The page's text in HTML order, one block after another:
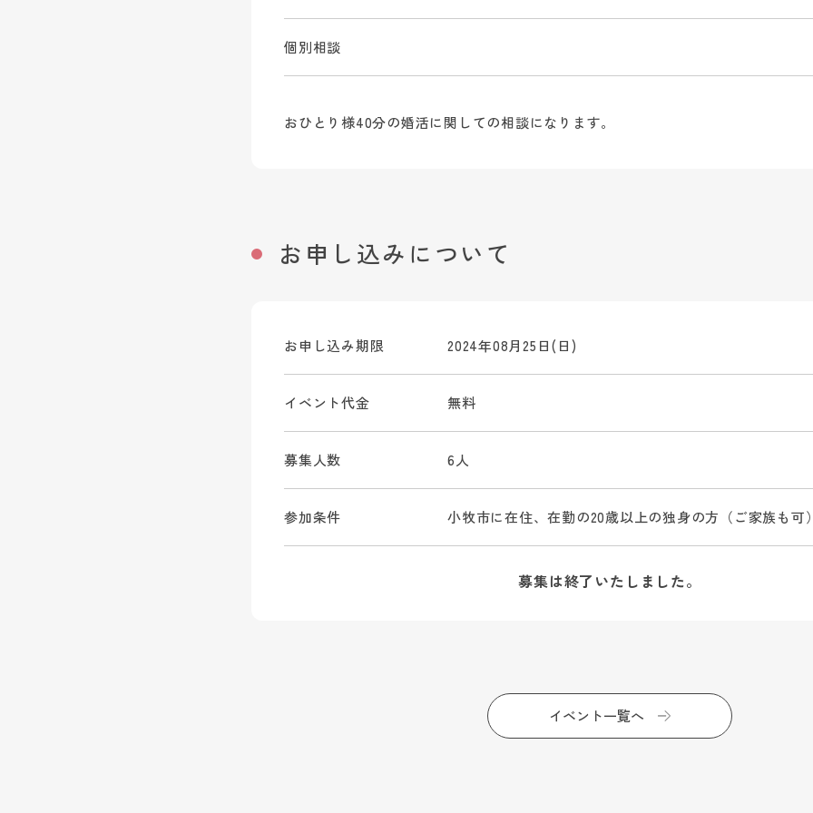
個別相談
おひとり様40分の婚活に関しての相談になります。
お申し込みについて
お申し込み期限 2024年08月25日(日)
イベント代金 無料
募集人数 6人
参加条件 小牧市に在住、在勤の20歳以上の独身の方（ご家族も可
募集は終了いたしました。
イベント一覧へ